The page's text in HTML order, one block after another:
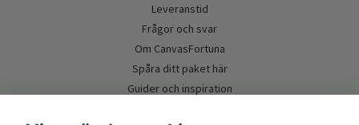
Leveranstid
Frågor och svar
Om CanvasFortuna
Spåra ditt paket här
Guider och inspiration